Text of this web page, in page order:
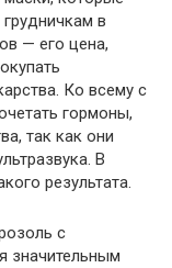
в
— его цена,
Ко всему с
гормоны,
так как они
В
результата.
с
значительным